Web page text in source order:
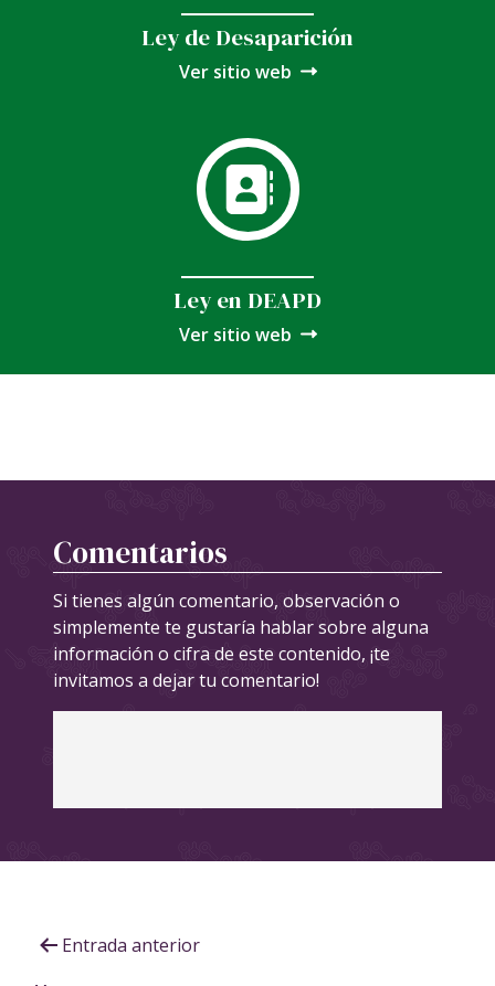
Ley de Desaparición
Ver sitio web
Ley en DEAPD
Ver sitio web
Comentarios
Si tienes algún comentario, observación o
simplemente te gustaría hablar sobre alguna
información o cifra de este contenido, ¡te
invitamos a dejar tu comentario!
Navegación
Entrada anterior